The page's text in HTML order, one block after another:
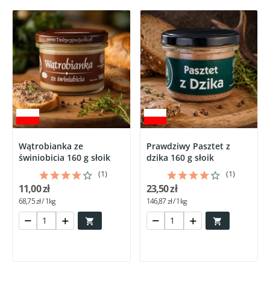
Wątrobianka ze
świniobicia 160 g słoik
(1)

11,00 zł
68,75 zł / 1kg
Prawdziwy Pasztet z
dzika 160 g słoik
(1)

23,50 zł
146,87 zł / 1kg